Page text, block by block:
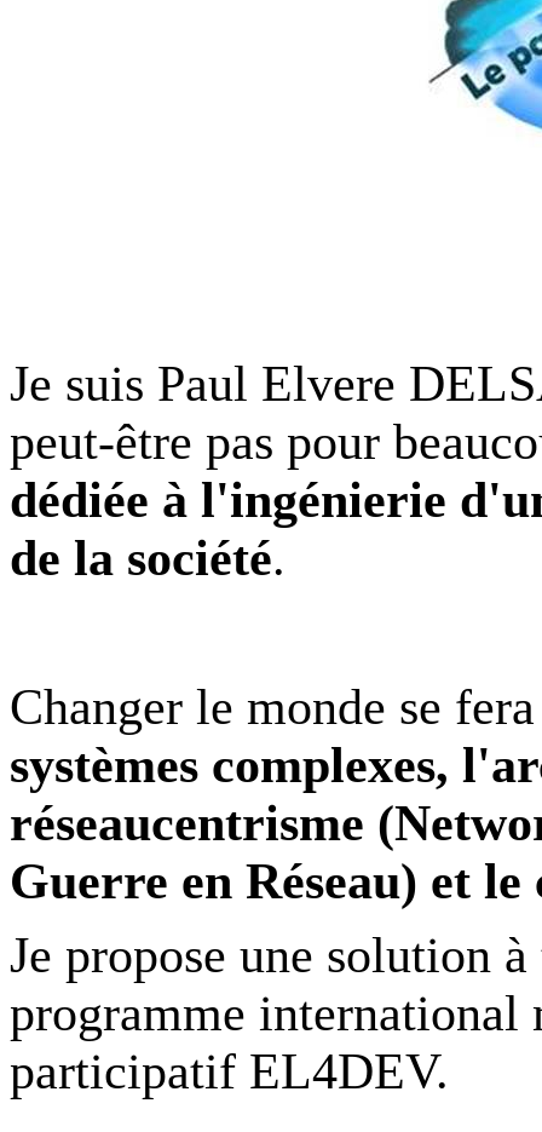
Je suis Paul Elvere
peut-être pas pour
dédiée à l'ingénierie
de la société.
Changer le monde se
systèmes complexes,
réseaucentrisme
Guerre en Réseau) et
Je propose une solution
programme
participatif EL4DEV.